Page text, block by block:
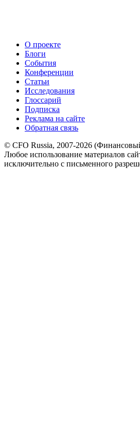
О проекте
Блоги
События
Конференции
Статьи
Исследования
Глоссарий
Подписка
Реклама на сайте
Обратная связь
© CFO Russia, 2007-2026
Любое использование материалов
исключительно с письменного